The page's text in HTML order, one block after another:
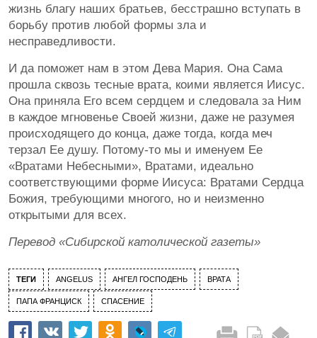
жизнь благу наших братьев, бесстрашно вступать в
борьбу против любой формы зла и
несправедливости.
И да поможет нам в этом Дева Мария. Она Сама
прошла сквозь тесные врата, коими является Иисус.
Она приняла Его всем сердцем и следовала за Ним
в каждое мгновенье Своей жизни, даже не разумея
происходящего до конца, даже тогда, когда меч
терзал Ее душу. Потому-то мы и именуем Ее
«Вратами Небесными», Вратами, идеально
соответствующими форме Иисуса: Вратами Сердца
Божия, требующими многого, но и неизменно
открытыми для всех.
Перевод «Сибирской католической газеты»
ТЕГИ ANGELUS АНГЕЛ ГОСПОДЕНЬ ВРАТА
ПАПА ФРАНЦИСК СПАСЕНИЕ